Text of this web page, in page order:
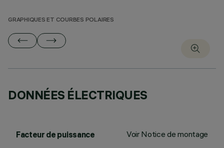
GRAPHIQUES ET COURBES POLAIRES
DONNÉES ÉLECTRIQUES
Facteur de puissance Voir Notice de montage